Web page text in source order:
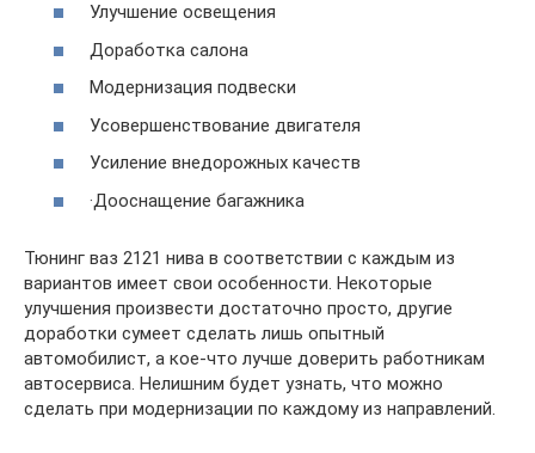
Улучшение освещения
Доработка салона
Модернизация подвески
Усовершенствование двигателя
Усиление внедорожных качеств
·Дооснащение багажника
Тюнинг ваз 2121 нива в соответствии с каждым из
вариантов имеет свои особенности. Некоторые
улучшения произвести достаточно просто, другие
доработки сумеет сделать лишь опытный
автомобилист, а кое-что лучше доверить работникам
автосервиса. Нелишним будет узнать, что можно
сделать при модернизации по каждому из направлений.